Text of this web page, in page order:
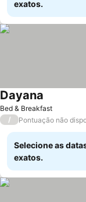
exatos.
Bed & Breakfast
Dayana
/ Pontuação não
Selecione as
exatos.